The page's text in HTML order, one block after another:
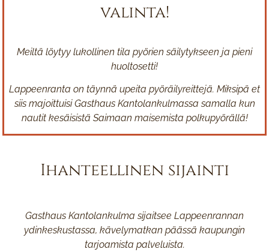
valinta!
Meiltä löytyy lukollinen tila pyörien säilytykseen ja pieni
huoltosetti!
Lappeenranta on täynnä upeita pyöräilyreittejä. Miksipä et
siis majoittuisi Gasthaus Kantolankulmassa samalla kun
nautit kesäisistä Saimaan maisemista polkupyörällä!
Ihanteellinen sijainti
Gasthaus Kantolankulma sijaitsee Lappeenrannan
ydinkeskustassa, kävelymatkan päässä kaupungin
tarjoamista palveluista.